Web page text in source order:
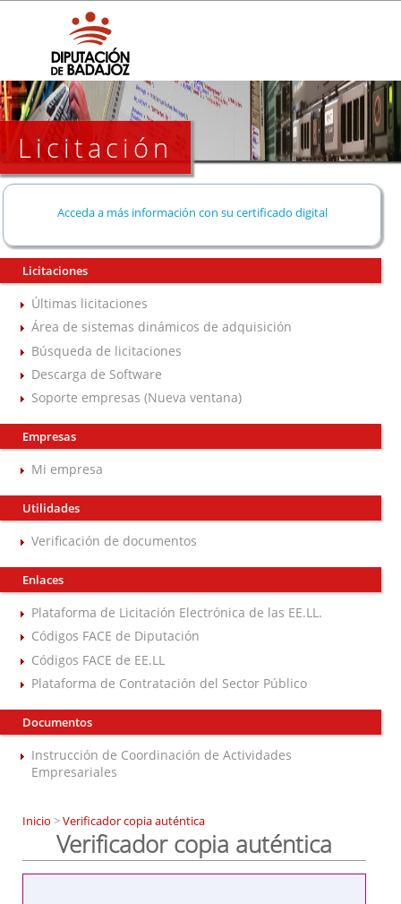
Licitación
Acceda a más información con su certificado digital
Licitaciones
Últimas licitaciones
Área de sistemas dinámicos de adquisición
Búsqueda de licitaciones
Descarga de Software
Soporte empresas (Nueva ventana)
Empresas
Mi empresa
Utilidades
Verificación de documentos
Enlaces
Plataforma de Licitación Electrónica de las EE.LL.
Códigos FACE de Diputación
Códigos FACE de EE.LL
Plataforma de Contratación del Sector Público
Documentos
Instrucción de Coordinación de Actividades
Empresariales
Inicio >Verificador copia auténtica
Verificador copia auténtica